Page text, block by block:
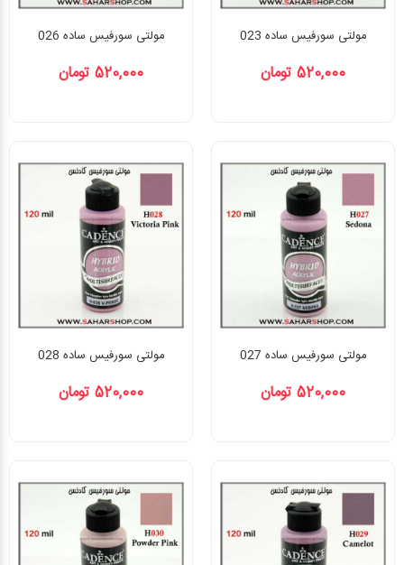
مولتی سورفیس ساده 023
520,000 تومان
مولتی سورفیس ساده 026
520,000 تومان
مولتی سورفیس ساده 027
520,000 تومان
مولتی سورفیس ساده 028
520,000 تومان